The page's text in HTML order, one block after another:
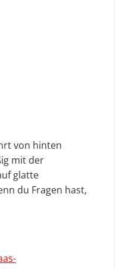
von hinten
mit der
glatte
du Fragen hast,